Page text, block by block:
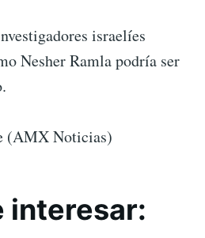
israelíes
Nesher Ramla podría ser
(AMX Noticias)
interesar: